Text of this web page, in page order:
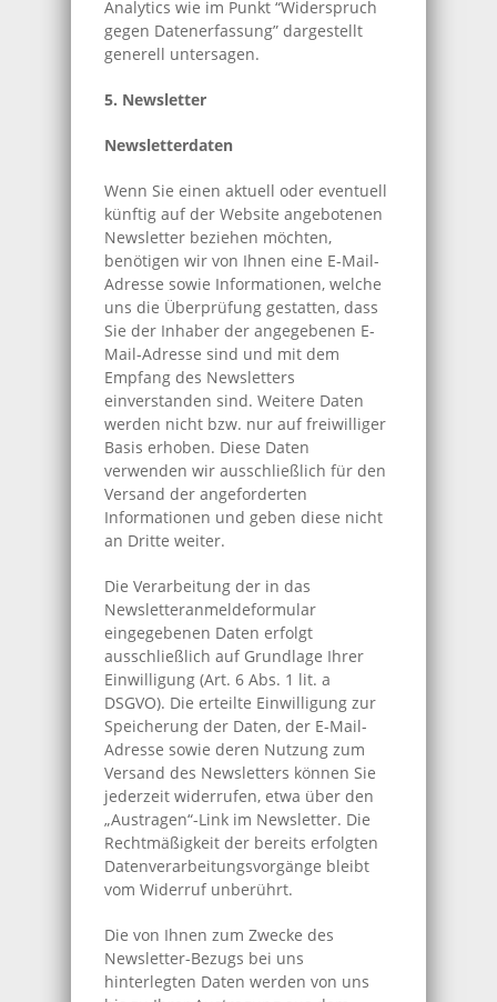
Analytics wie im Punkt “Widerspruch
gegen Datenerfassung” dargestellt
generell untersagen.
5. Newsletter
Newsletterdaten
Wenn Sie einen aktuell oder eventuell
künftig auf der Website angebotenen
Newsletter beziehen möchten,
benötigen wir von Ihnen eine E-Mail-
Adresse sowie Informationen, welche
uns die Überprüfung gestatten, dass
Sie der Inhaber der angegebenen E-
Mail-Adresse sind und mit dem
Empfang des Newsletters
einverstanden sind. Weitere Daten
werden nicht bzw. nur auf freiwilliger
Basis erhoben. Diese Daten
verwenden wir ausschließlich für den
Versand der angeforderten
Informationen und geben diese nicht
an Dritte weiter.
Die Verarbeitung der in das
Newsletteranmeldeformular
eingegebenen Daten erfolgt
ausschließlich auf Grundlage Ihrer
Einwilligung (Art. 6 Abs. 1 lit. a
DSGVO). Die erteilte Einwilligung zur
Speicherung der Daten, der E-Mail-
Adresse sowie deren Nutzung zum
Versand des Newsletters können Sie
jederzeit widerrufen, etwa über den
„Austragen“-Link im Newsletter. Die
Rechtmäßigkeit der bereits erfolgten
Datenverarbeitungsvorgänge bleibt
vom Widerruf unberührt.
Die von Ihnen zum Zwecke des
Newsletter-Bezugs bei uns
hinterlegten Daten werden von uns